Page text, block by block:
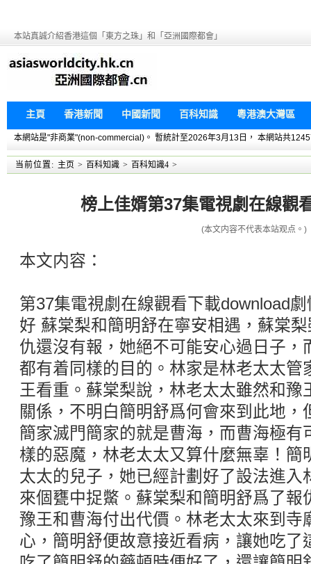
本站真誠介紹香港這個「東方之珠」和「亞洲國際都會」
主頁 香港新聞 中國新聞 百科知識 粵港澳大灣區
本網站是"非商業"(non-commercial)。 暫統計至2026年3月13日， 本網站共
当前位置: 主页 > 百科知識 > 百科知識4 >
榜上佳婿第37集電視劇在線觀
(本文内容不代表本站观点。)
本文内容：
第37集電視劇在線觀看下載download
好 蘇棠梨和簡明舒在寧安相遇，蘇棠
仇還沒有報，她絕不可能安心過日子，
都有着同樣的目的。林家是林老太太管
王看重。蘇棠梨說，林老太太雖然和豫
關係，不明白簡明舒爲何會來到此地，
簡家滅門簡家的就是曹海，而曹海極有
樣的惡魔，林老太太又算什麼無辜！簡
太太的兒子，她已經計劃好了設法進入
來個甕中捉鱉。蘇棠梨和簡明舒爲了報
豫王和曹海付出代價。林老太太來到寺
心，簡明舒便故意接近看病，讓她吃了